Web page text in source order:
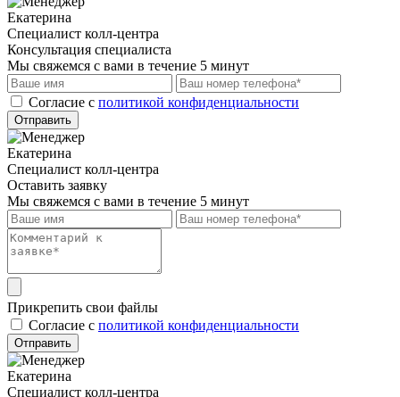
Екатерина
Специалист колл-центра
Консультация специалиста
Мы свяжемся с вами в течение 5 минут
Cогласие с политикой конфиденциальности
Отправить
Екатерина
Специалист колл-центра
Оставить заявку
Мы свяжемся с вами в течение 5 минут
Прикрепить свои файлы
Cогласие с политикой конфиденциальности
Отправить
Екатерина
Специалист колл-центра